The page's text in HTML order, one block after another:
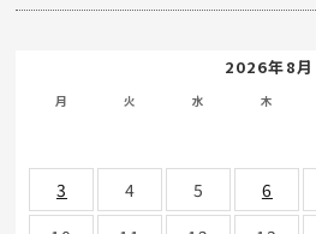
2026年8月
月 火 水 木
3
4 5 6